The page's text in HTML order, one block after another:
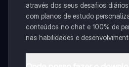
através dos seus desafios
com planos de estudo
conteúdos no chat e 100% de
nas habilidades e